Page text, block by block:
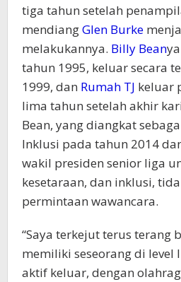
tiga tahun setelah
mendiangGlen Burke
melakukannya. Billy Bean
tahun 1995, keluar secara
1999, dan Rumah TJ keluar
lima tahun setelah akhir
Bean, yang diangkat
Inklusi pada tahun 2014
wakil presiden senior liga
kesetaraan, dan inklusi,
permintaan wawancara.
“Saya terkejut terus terang
memiliki seseorang di level
aktif keluar, dengan